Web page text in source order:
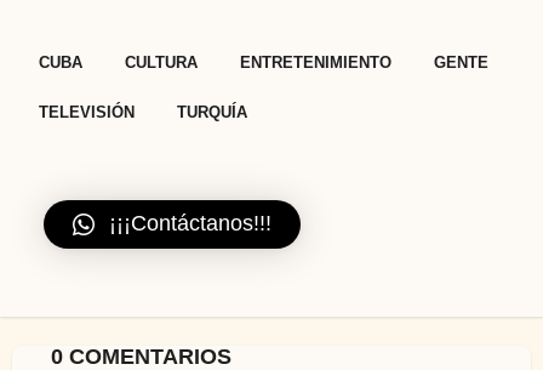
CUBA CULTURA ENTRETENIMIENTO GENTE
TELEVISIÓN TURQUÍA
¡¡¡Contáctanos!!!
0 COMENTARIOS